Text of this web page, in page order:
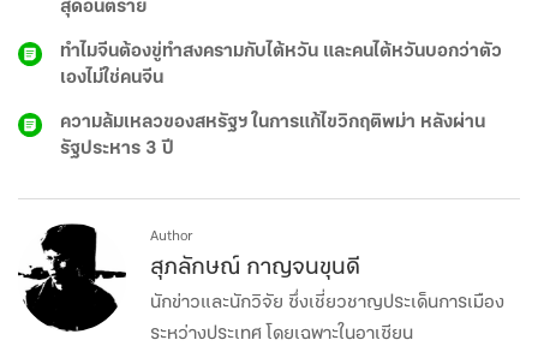
สุดอันตราย
ทำไมจีนต้องขู่ทำสงครามกับไต้หวัน และคนไต้หวันบอกว่าตัว
เองไม่ใช่คนจีน
ความล้มเหลวของสหรัฐฯ ในการแก้ไขวิกฤติพม่า หลังผ่าน
รัฐประหาร 3 ปี
Author
สุภลักษณ์ กาญจนขุนดี
นักข่าวและนักวิจัย ซึ่งเชี่ยวชาญประเด็นการเมือง
ระหว่างประเทศ โดยเฉพาะในอาเซียน